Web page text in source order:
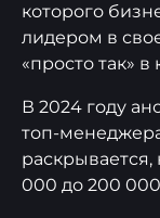
которого
лидером в
«просто так» в
В 2024 году
топ-
000 до 200